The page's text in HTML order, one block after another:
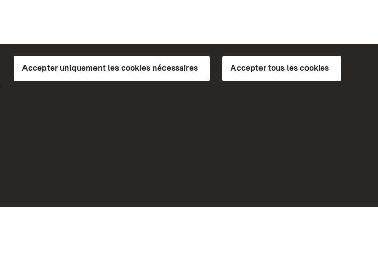
Accepter uniquement les cookies nécessaires Accepter tous les cookies
Explications sur l’accessibilité